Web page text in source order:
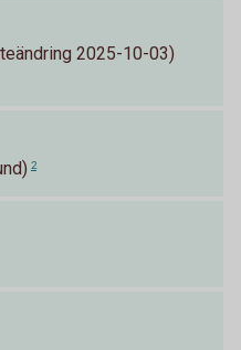
2025-10-03)
2